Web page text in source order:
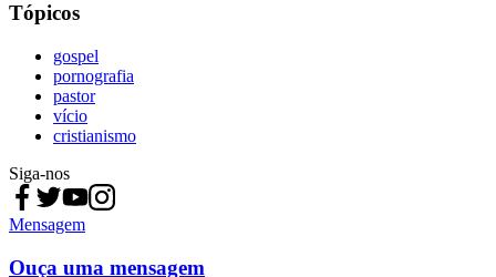
Tópicos
gospel
pornografia
pastor
vício
cristianismo
Siga-nos
Mensagem
Ouça uma mensagem